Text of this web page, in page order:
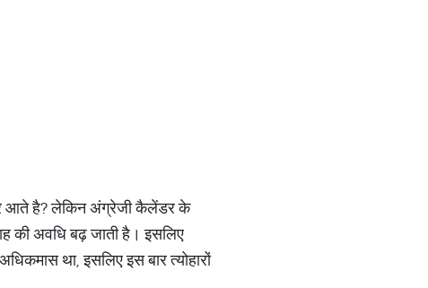
आते है? लेकिन अंग्रेजी कैलेंडर के
की अवधि बढ़ जाती है। इसलिए
था, इसलिए इस बार त्योहारों